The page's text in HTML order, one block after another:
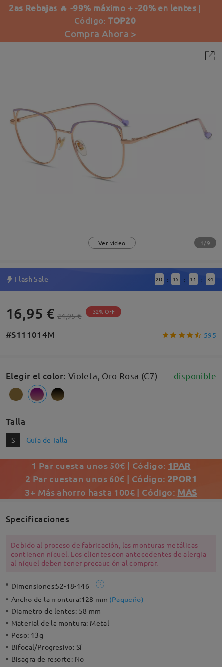
2as Rebajas 🔥 -99% máximo + -20% en lentes |
Código:TOP20
Compra Ahora >
Ver vídeo 1/9
Flash Sale 2D : 15 : 11 : 34
16,95 € 24,95 € 32% OFF
#S111014M 595
Elegir el color: Violeta, Oro Rosa (C7) disponible
Talla
S Guía de Talla
1 Par cuesta unos 50€ | Código: 1PAR
2 Par cuestan unos 60€ | Código: 2POR1
3+ Más ahorro hasta 100€ | Código: MAS
Specificaciones
Debido al proceso de fabricación, las monturas metálicas
contienen níquel. Los clientes con antecedentes de alergia
al níquel deben tener precaución al comprar.
Dimensiones:52-18-146
Ancho de la montura:128 mm (Paqueño)
Diametro de lentes: 58 mm
Material de la montura: Metal
Peso: 13g
Bifocal/Progresivo: Sí
Bisagra de resorte: No